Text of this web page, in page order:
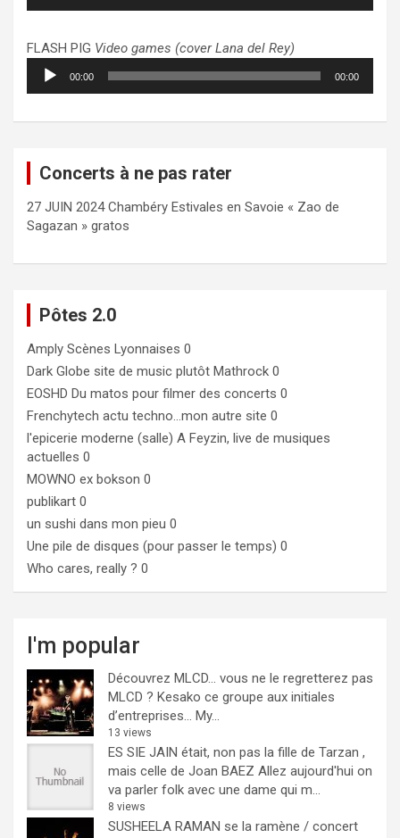
FLASH PIG Video games (cover Lana del Rey)
Lecteur
audio
00:00 00:00
Concerts à ne pas rater
27 JUIN 2024 Chambéry Estivales en Savoie « Zao de
Sagazan » gratos
Pôtes 2.0
Amply Scènes Lyonnaises 0
Dark Globe site de music plutôt Mathrock 0
EOSHD Du matos pour filmer des concerts 0
Frenchytech actu techno…mon autre site 0
l'epicerie moderne (salle) A Feyzin, live de musiques
actuelles 0
MOWNO ex bokson 0
publikart 0
un sushi dans mon pieu 0
Une pile de disques (pour passer le temps) 0
Who cares, really ? 0
I'm popular
Découvrez MLCD… vous ne le regretterez pas
MLCD ? Kesako ce groupe aux initiales
d’entreprises… My...
13 views
ES SIE JAIN était, non pas la fille de Tarzan ,
mais celle de Joan BAEZ Allez aujourd'hui on
va parler folk avec une dame qui m...
8 views
SUSHEELA RAMAN se la ramène / concert